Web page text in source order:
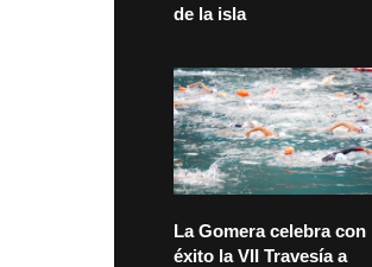
de la isla
La Gomera celebra con
éxito la VII Travesía a